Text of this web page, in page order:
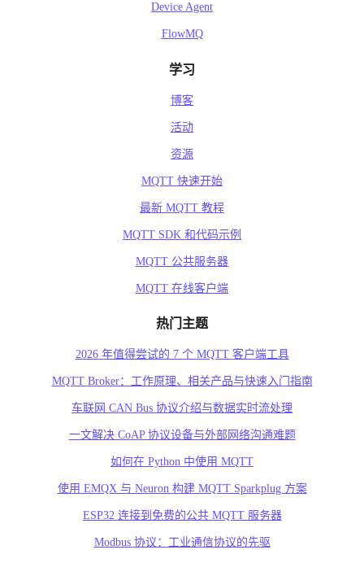
Device Agent
FlowMQ
学习
博客
活动
资源
MQTT 快速开始
最新 MQTT 教程
MQTT SDK 和代码示例
MQTT 公共服务器
MQTT 在线客户端
热门主题
2026 年值得尝试的 7 个 MQTT 客户端工具
MQTT Broker：工作原理、相关产品与快速入门指南
车联网 CAN Bus 协议介绍与数据实时流处理
一文解决 CoAP 协议设备与外部网络沟通难题
如何在 Python 中使用 MQTT
使用 EMQX 与 Neuron 构建 MQTT Sparkplug 方案
ESP32 连接到免费的公共 MQTT 服务器
Modbus 协议：工业通信协议的先驱